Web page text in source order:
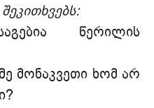
წერილის
მონაკვეთი ხომ არ